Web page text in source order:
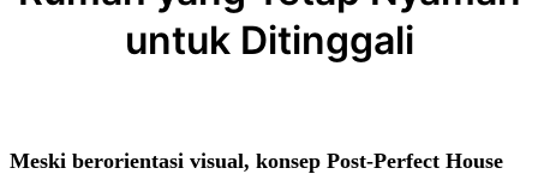
untuk Ditinggali
Meski berorientasi visual, konsep Post-Perfect House